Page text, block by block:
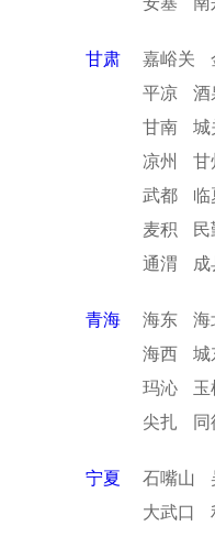
甘肃 嘉峪关
平凉
酒
甘南
城
凉州
甘
武都
临
麦积
民
通渭
成
青海 海东 海
海西
城
玛沁
玉
尖扎
同
宁夏 石嘴山
大武口